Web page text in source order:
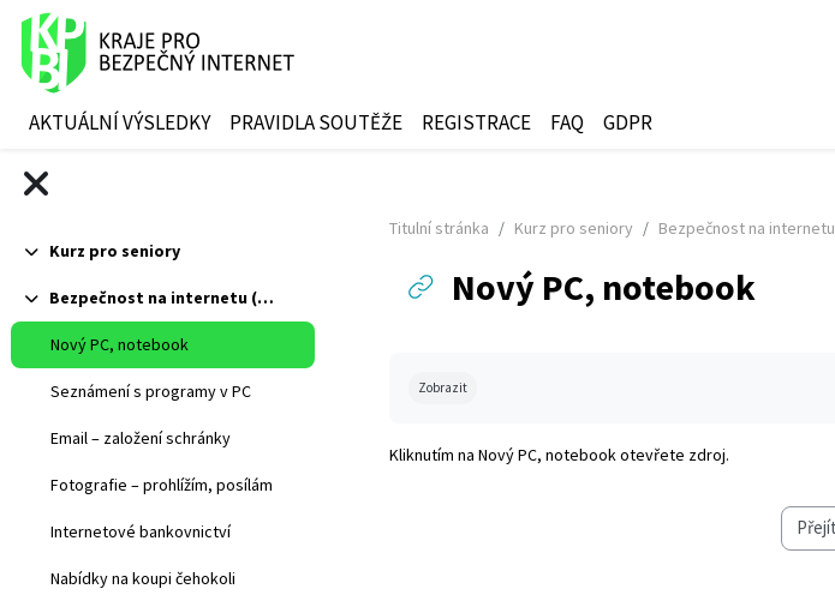
Přejít k hlavnímu obsahu
AKTUÁLNÍ VÝSLEDKY PRAVIDLA SOUTĚŽE REGISTRACE FAQ GDPR
SbalitKurz pro seniory
Sbalit Bezpečnost na internetu (pro seniory)
Nový PC, notebook
Seznámení s programy v PC
Email – založení schránky
Fotografie – prohlížím, posílám
Internetové bankovnictví
Nabídky na koupi čehokoli
Titulní stránka Kurz pro seniory Bezpečnost na
Nový PC, notebook
Zobrazit
Kliknutím na Nový PC, notebookotevřete zdroj.
Přejít